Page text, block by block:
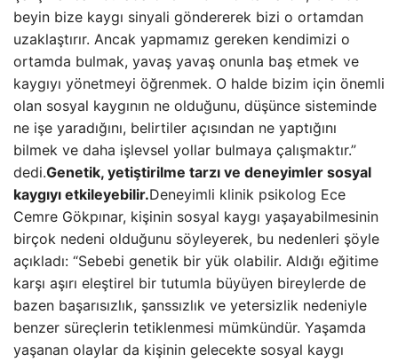
beyin bize kaygı sinyali göndererek bizi o ortamdan
uzaklaştırır. Ancak yapmamız gereken kendimizi o
ortamda bulmak, yavaş yavaş onunla baş etmek ve
kaygıyı yönetmeyi öğrenmek. O halde bizim için önemli
olan sosyal kaygının ne olduğunu, düşünce sisteminde
ne işe yaradığını, belirtiler açısından ne yaptığını
bilmek ve daha işlevsel yollar bulmaya çalışmaktır.”
dedi.Genetik, yetiştirilme tarzı ve deneyimler sosyal
kaygıyı etkileyebilir.Deneyimli klinik psikolog Ece
Cemre Gökpınar, kişinin sosyal kaygı yaşayabilmesinin
birçok nedeni olduğunu söyleyerek, bu nedenleri şöyle
açıkladı: “Sebebi genetik bir yük olabilir. Aldığı eğitime
karşı aşırı eleştirel bir tutumla büyüyen bireylerde de
bazen başarısızlık, şanssızlık ve yetersizlik nedeniyle
benzer süreçlerin tetiklenmesi mümkündür. Yaşamda
yaşanan olaylar da kişinin gelecekte sosyal kaygı